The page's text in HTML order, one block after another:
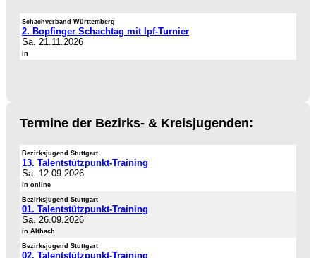
Schachverband Württemberg
2. Bopfinger Schachtag mit Ipf-Turnier
Sa. 21.11.2026
in
Termine der Bezirks- & Kreisjugenden:
Bezirksjugend Stuttgart
13. Talentstützpunkt-Training
Sa. 12.09.2026
in online
Bezirksjugend Stuttgart
01. Talentstützpunkt-Training
Sa. 26.09.2026
in Altbach
Bezirksjugend Stuttgart
02. Talentstützpunkt-Training